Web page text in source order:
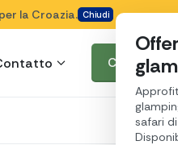
safari
la Croazia. Chiudi
Cerca e